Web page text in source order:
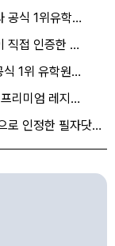
공식 1위유학…
직접 인증한 …
식 1위 유학원…
리미엄 레지…
로 인정한 필자닷…